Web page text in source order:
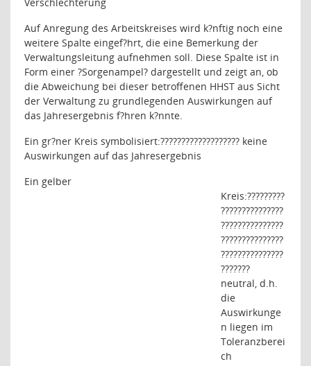
Auf Anregung des Arbeitskreises wird k?nftig noch eine
weitere Spalte eingef?hrt, die eine Bemerkung der
Verwaltungsleitung aufnehmen soll. Diese Spalte ist in
Form einer ?Sorgenampel? dargestellt und zeigt an, ob
die Abweichung bei dieser betroffenen HHST aus Sicht
der Verwaltung zu grundlegenden Auswirkungen auf
das Jahresergebnis f?hren k?nnte.
Ein gr?ner Kreis symbolisiert:??????????????????? keine
Auswirkungen auf das Jahresergebnis
Ein gelber
Kreis:?????????
???????????????
???????????????
???????????????
???????????????
???????
neutral, d.h.
die
Auswirkunge
n liegen im
Toleranzberei
ch